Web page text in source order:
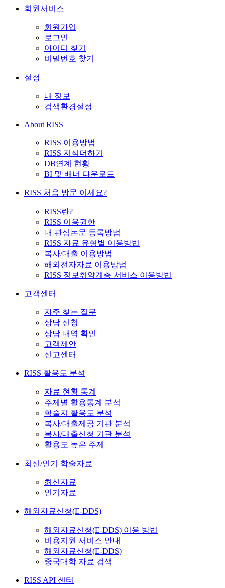
회원서비스
회원가입
로그인
아이디 찾기
비밀번호 찾기
설정
내 정보
검색환경설정
About RISS
RISS 이용방법
RISS 지식더하기
DB연계 현황
BI 및 배너 다운로드
RISS 처음 방문 이세요?
RISS란?
RISS 이용권한
내 관심논문 등록방법
RISS 자료 유형별 이용방법
복사/대출 이용방법
해외전자자료 이용방법
RISS 정보취약계층 서비스 이용방법
고객센터
자주 찾는 질문
상담 신청
상담 내역 확인
고객제안
신고센터
RISS 활용도 분석
자료 현황 통계
주제별 활용통계 분석
학술지 활용도 분석
복사/대출제공 기관 분석
복사/대출신청 기관 분석
활용도 높은 주제
최신/인기 학술자료
최신자료
인기자료
해외자료신청(E-DDS)
해외자료신청(E-DDS) 이용 방법
비용지원 서비스 안내
해외자료신청(E-DDS)
중국대학 자료 검색
RISS API 센터